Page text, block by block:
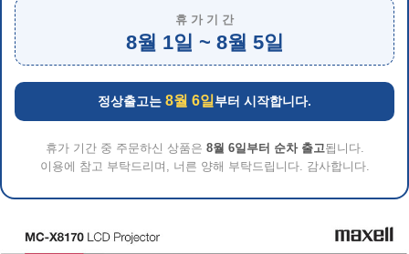
휴 가 기 간
8월 1일 ~ 8월 5일
정상출고는 8월 6일 부터 시작합니다.
휴가 기간 중 주문하신 상품은 8월 6일부터 순차 출고됩니다.
이용에 참고 부탁드리며, 너른 양해 부탁드립니다. 감사합니다.